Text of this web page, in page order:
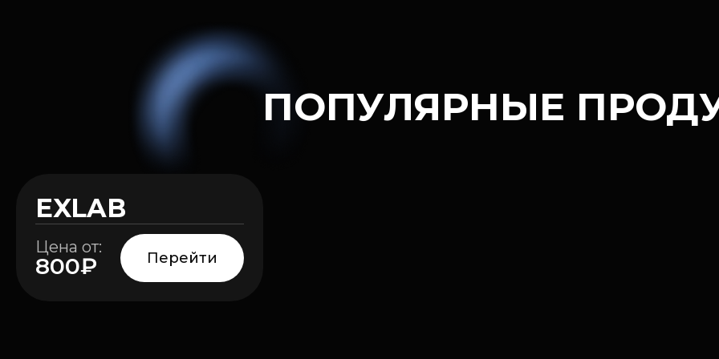
ПОПУЛЯРНЫЕ
EXLAB
Цена от:
800₽ Перейти